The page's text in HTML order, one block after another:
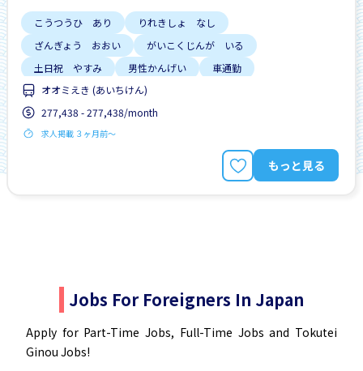
こうつうひ あり
りれきしょ なし
ざんぎょう おおい
がいこくじんが いる
土日祝 やすみ
男性かんげい
車通勤
オオミえき (あいちけん)
277,438 - 277,438/month
求人掲載 ３ヶ月前〜
もっと見る
Jobs For Foreigners In Japan
Apply for Part-Time Jobs, Full-Time Jobs and Tokutei
Ginou Jobs!